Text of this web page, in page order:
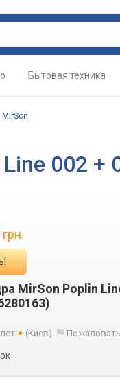
Бытовая техника
MirSon
002 +
грн.
MirSon Poplin
(Киев)